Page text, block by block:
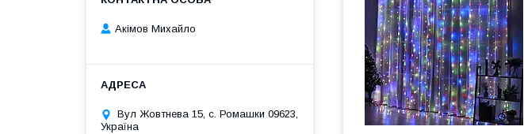
Акімов Михайло
Вул Жовтнева 15, с. Ромашки 09623,
Україна